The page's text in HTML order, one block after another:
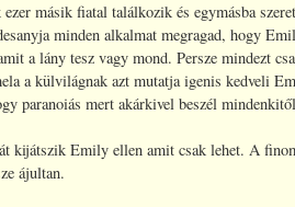
másik fiatal találkozik és egymásba
minden alkalmat megragad, hogy
a lány tesz vagy mond. Persze mindezt
a külvilágnak azt mutatja igenis kedveli
paranoiás mert akárkivel beszél
kijátszik Emily ellen amit csak lehet. A
ájultan.